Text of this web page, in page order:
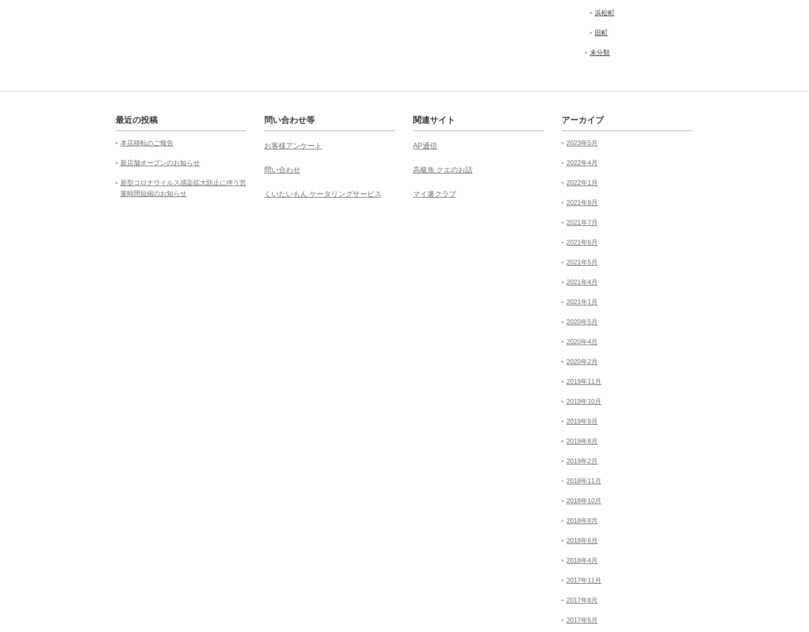
浜松町
田町
未分類
最近の投稿
本店移転のご報告
新店舗オープンのお知らせ
新型コロナウイルス感染拡大防止に伴う営
業時間短縮のお知らせ
問い合わせ等
お客様アンケート
問い合わせ
くいたいもん ケータリングサービス
関連サイト
AP通信
高級魚 クエのお話
マイ箸クラブ
アーカイブ
2023年5月
2022年4月
2022年1月
2021年9月
2021年7月
2021年6月
2021年5月
2021年4月
2021年1月
2020年5月
2020年4月
2020年2月
2019年11月
2019年10月
2019年9月
2019年8月
2019年2月
2018年11月
2018年10月
2018年8月
2018年6月
2018年4月
2017年11月
2017年8月
2017年5月